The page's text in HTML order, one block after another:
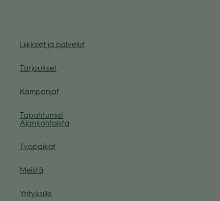
Liik­keet ja pal­ve­lut
Tar­jouk­set
Kam­pan­jat
Tapah­tu­mat
Ajan­koh­taista
Työ­pai­kat
Meistä
Yri­tyk­sille